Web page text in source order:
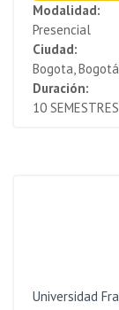
Modalidad:
Presencial
Ciudad:
Bogota, Bogotá
Duración:
10 SEMESTRES
Universidad